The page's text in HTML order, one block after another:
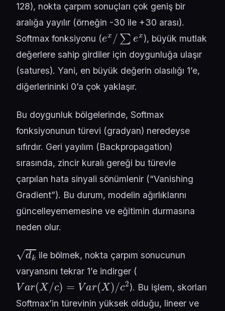
128), nokta çarpım sonuçları çok geniş bir
aralığa yayılır (örneğin -30 ile +30 arası).
Softmax fonksiyonu (
ex /∑e
), büyük mutlak
değerlere sahip girdiler için doygunluğa ulaşır
(satures). Yani, en büyük değerin olasılığı 1’e,
diğerlerininki 0’a çok yaklaşır.
Bu doygunluk bölgelerinde, Softmax
fonksiyonunun türevi (gradyan) neredeyse
sıfırdır. Geri yayılım (Backpropagation)
sırasında, zincir kuralı gereği bu türevle
çarpılan hata sinyali sönümlenir (“Vanishing
Gradient”). Bu durum, modelin ağırlıklarını
güncelleyememesine ve eğitimin durmasına
neden olur.
k
ile bölmek, nokta çarpım sonucunun
varyansını tekrar 1’e indirger (
Va r (X/ c )= ar( )/c2
). Bu işlem, skorları
Softmax’in türevinin yüksek olduğu, lineer ve